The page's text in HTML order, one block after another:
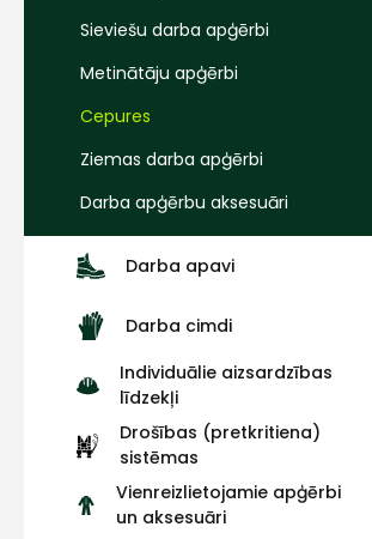
Sieviešu darba apģērbi
Metinātāju apģērbi
Cepures
Ziemas darba apģērbi
Darba apģērbu aksesuāri
Darba apavi
Darba cimdi
Individuālie aizsardzības
līdzekļi
Drošības (pretkritiena)
sistēmas
Vienreizlietojamie apģērbi
un aksesuāri